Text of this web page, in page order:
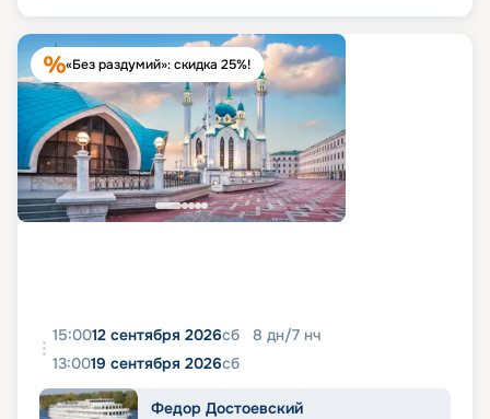
«Без раздумий»: скидка 25%!
15:0012 сентября 2026сб 8 дн/7 нч
13:0019 сентября 2026сб
Федор Достоевский